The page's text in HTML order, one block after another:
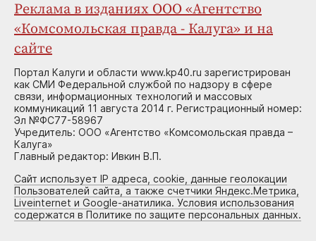
Реклама в изданиях ООО «Агентство
«Комсомольская правда - Калуга» и на
сайте
Портал Калуги и области www.kp40.ru зарегистрирован
как СМИ Федеральной службой по надзору в сфере
связи, информационных технологий и массовых
коммуникаций 11 августа 2014 г. Регистрационный номер:
Эл №ФС77-58967
Учредитель: ООО «Агентство «Комсомольская правда –
Калуга»
Главный редактор: Ивкин В.П.
Сайт использует IP адреса, cookie, данные геолокации
Пользователей сайта, а также счетчики Яндекс.Метрика,
Liveinternet и Google-анатилика. Условия использования
содержатся в Политике по защите персональных данных.